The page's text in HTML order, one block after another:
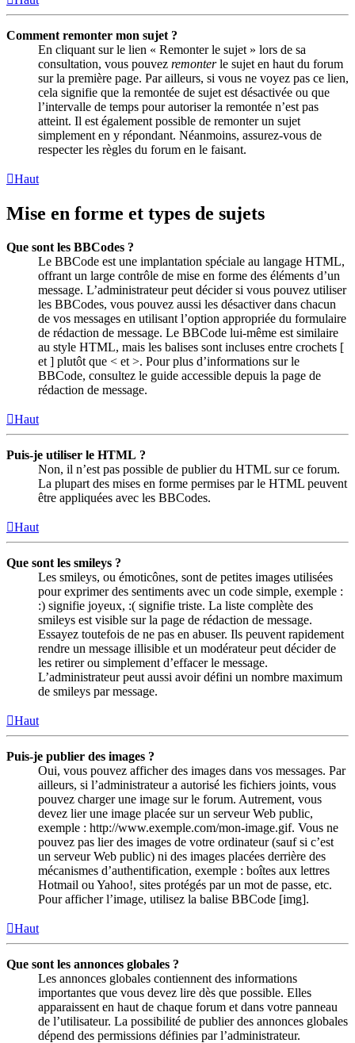
Comment remonter mon sujet ?
En cliquant sur le lien « Remonter le sujet » lors de sa
consultation, vous pouvez remonterle sujet en haut du forum
sur la première page. Par ailleurs, si vous ne voyez pas ce lien,
cela signifie que la remontée de sujet est désactivée ou que
l’intervalle de temps pour autoriser la remontée n’est pas
atteint. Il est également possible de remonter un sujet
simplement en y répondant. Néanmoins, assurez-vous de
respecter les règles du forum en le faisant.
Haut
Mise en forme et types de sujets
Que sont les BBCodes ?
Le BBCode est une implantation spéciale au langage HTML,
offrant un large contrôle de mise en forme des éléments d’un
message. L’administrateur peut décider si vous pouvez utiliser
les BBCodes, vous pouvez aussi les désactiver dans chacun
de vos messages en utilisant l’option appropriée du formulaire
de rédaction de message. Le BBCode lui-même est similaire
au style HTML, mais les balises sont incluses entre crochets [
et ] plutôt que < et >. Pour plus d’informations sur le
BBCode, consultez le guide accessible depuis la page de
rédaction de message.
Haut
Puis-je utiliser le HTML ?
Non, il n’est pas possible de publier du HTML sur ce forum.
La plupart des mises en forme permises par le HTML peuvent
être appliquées avec les BBCodes.
Haut
Que sont les smileys ?
Les smileys, ou émoticônes, sont de petites images utilisées
pour exprimer des sentiments avec un code simple, exemple :
:) signifie joyeux, :( signifie triste. La liste complète des
smileys est visible sur la page de rédaction de message.
Essayez toutefois de ne pas en abuser. Ils peuvent rapidement
rendre un message illisible et un modérateur peut décider de
les retirer ou simplement d’effacer le message.
L’administrateur peut aussi avoir défini un nombre maximum
de smileys par message.
Haut
Puis-je publier des images ?
Oui, vous pouvez afficher des images dans vos messages. Par
ailleurs, si l’administrateur a autorisé les fichiers joints, vous
pouvez charger une image sur le forum. Autrement, vous
devez lier une image placée sur un serveur Web public,
exemple : http://www.exemple.com/mon-image.gif. Vous ne
pouvez pas lier des images de votre ordinateur (sauf si c’est
un serveur Web public) ni des images placées derrière des
mécanismes d’authentification, exemple : boîtes aux lettres
Hotmail ou Yahoo!, sites protégés par un mot de passe, etc.
Pour afficher l’image, utilisez la balise BBCode [img].
Haut
Que sont les annonces globales ?
Les annonces globales contiennent des informations
importantes que vous devez lire dès que possible. Elles
apparaissent en haut de chaque forum et dans votre panneau
de l’utilisateur. La possibilité de publier des annonces globales
dépend des permissions définies par l’administrateur.